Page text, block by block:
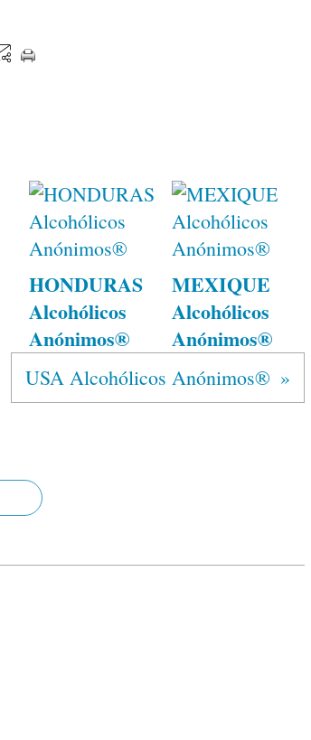
HONDURAS
Alcohólicos
Anónimos®
MEXIQUE
Alcohólicos
Anónimos®
USA Alcohólicos Anónimos®